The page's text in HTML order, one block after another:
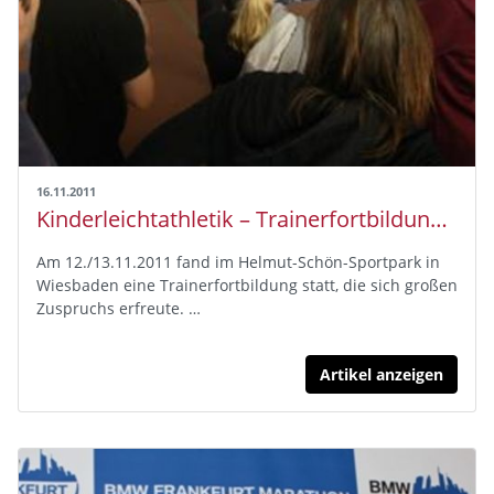
16.11.2011
Kinderleichtathletik – Trainerfortbildung im Kreis Wiesbaden-Rheingau-Taunus
Am 12./13.11.2011 fand im Helmut-Schön-Sportpark in
Wiesbaden eine Trainerfortbildung statt, die sich großen
Zuspruchs erfreute. …
Artikel anzeigen